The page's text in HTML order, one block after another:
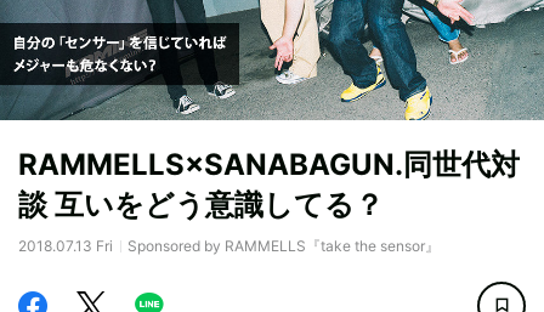
RAMMELLS×SANABAGUN.同世代対
談 互いをどう意識してる？
2018.07.13 Fri Sponsored by RAMMELLS『take the sensor』